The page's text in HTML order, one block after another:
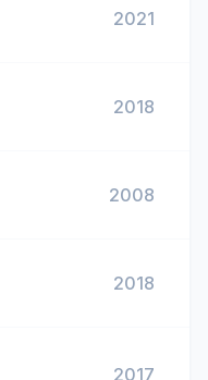
2021
2018
2008
2018
2017